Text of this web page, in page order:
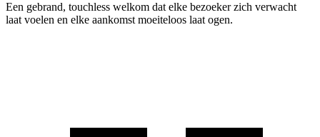
Een gebrand, touchless welkom dat elke bezoeker zich verwacht
laat voelen en elke aankomst moeiteloos laat ogen.